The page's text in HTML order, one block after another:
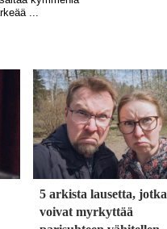
5 arkista lausetta, jotka
voivat myrkyttää